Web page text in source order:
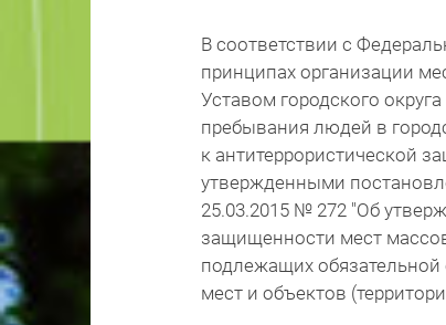
В соответствии с
принципах организации
Уставом городского
пребывания людей в
к антитеррористической
утвержденными
25.03.2015 № 272 "Об
защищенности мест
подлежащих обязательной
мест и объектов